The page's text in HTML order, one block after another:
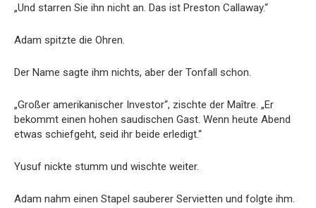
„Und starren Sie ihn nicht an. Das ist Preston Callaway.“
Adam spitzte die Ohren.
Der Name sagte ihm nichts, aber der Tonfall schon.
„Großer amerikanischer Investor“, zischte der Maître. „Er
bekommt einen hohen saudischen Gast. Wenn heute Abend
etwas schiefgeht, seid ihr beide erledigt.“
Yusuf nickte stumm und wischte weiter.
Adam nahm einen Stapel sauberer Servietten und folgte ihm.